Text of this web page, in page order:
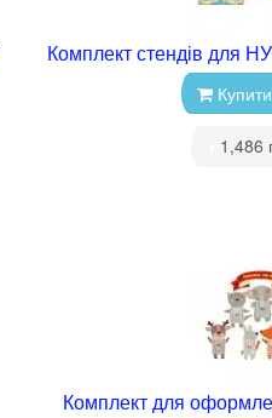
Комплект стендів для
Купити
1,486
Комплект для